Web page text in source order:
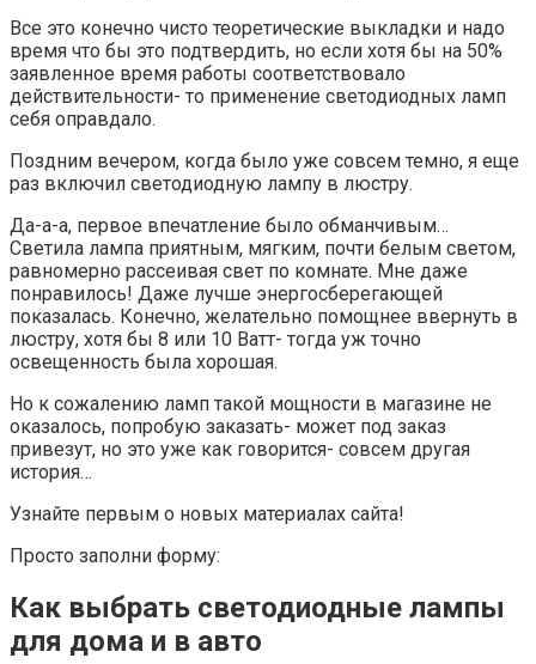
Все это конечно чисто теоретические выкладки и надо
время что бы это подтвердить, но если хотя бы на 50%
заявленное время работы соответствовало
действительности- то применение светодиодных ламп
себя оправдало.
Поздним вечером, когда было уже совсем темно, я еще
раз включил светодиодную лампу в люстру.
Да-а-а, первое впечатление было обманчивым…
Светила лампа приятным, мягким, почти белым светом,
равномерно рассеивая свет по комнате. Мне даже
понравилось! Даже лучше энергосберегающей
показалась. Конечно, желательно помощнее ввернуть в
люстру, хотя бы 8 или 10 Ватт- тогда уж точно
освещенность была хорошая.
Но к сожалению ламп такой мощности в магазине не
оказалось, попробую заказать- может под заказ
привезут, но это уже как говорится- совсем другая
история…
Узнайте первым о новых материалах сайта!
Просто заполни форму:
Как выбрать светодиодные лампы
для дома и в авто